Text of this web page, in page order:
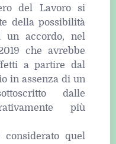
del Lavoro si
della possibilità
accordo, nel
che avrebbe
a partire dal
in assenza di un
dalle
più
quel